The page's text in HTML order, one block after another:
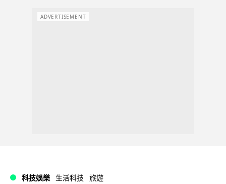
ADVERTISEMENT
科技娛樂 生活科技 旅遊